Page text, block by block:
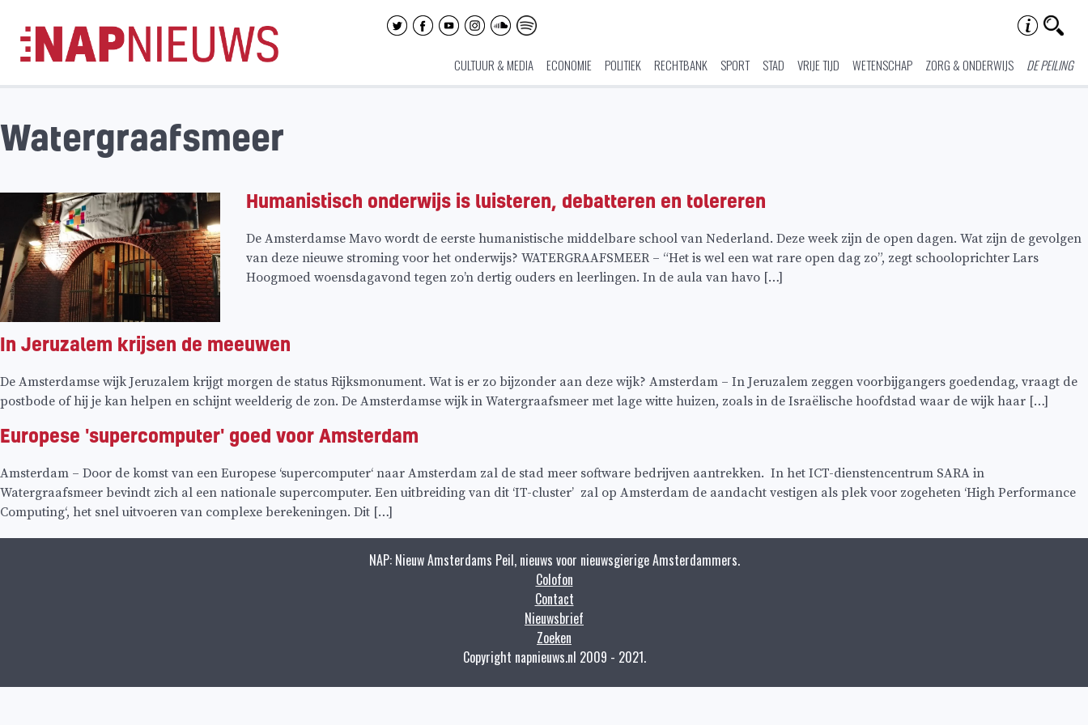
naar
inhoud
CULTUUR & MEDIA ECONOMIE POLITIEK RECHTBANK SPORT STAD VRIJE TIJD WETENSCHAP ZORG & ONDERWIJS DE PEILING
Watergraafsmeer
Humanistisch onderwijs is luisteren, debatteren en tolereren
De Amsterdamse Mavo wordt de eerste humanistische middelbare school van Nederland. Deze week zijn de open dagen. Wat zijn de gevolgen
van deze nieuwe stroming voor het onderwijs? WATERGRAAFSMEER – “Het is wel een wat rare open dag zo”, zegt schooloprichter Lars
Hoogmoed woensdagavond tegen zo’n dertig ouders en leerlingen. In de aula van havo […]
In Jeruzalem krijsen de meeuwen
De Amsterdamse wijk Jeruzalem krijgt morgen de status Rijksmonument. Wat is er zo bijzonder aan deze wijk? Amsterdam – In Jeruzalem zeggen voorbijgangers goedendag, vraagt de
postbode of hij je kan helpen en schijnt weelderig de zon. De Amsterdamse wijk in Watergraafsmeer met lage witte huizen, zoals in de Israëlische hoofdstad waar de wijk haar […]
Europese 'supercomputer' goed voor Amsterdam
Amsterdam – Door de komst van een Europese ‘supercomputer‘ naar Amsterdam zal de stad meer software bedrijven aantrekken. In het ICT-dienstencentrum SARA in
Watergraafsmeer bevindt zich al een nationale supercomputer. Een uitbreiding van dit ‘IT-cluster’ zal op Amsterdam de aandacht vestigen als plek voor zogeheten ‘High Performance
Computing‘, het snel uitvoeren van complexe berekeningen. Dit […]
NAP: Nieuw Amsterdams Peil, nieuws voor nieuwsgierige Amsterdammers.
Colofon
Contact
Nieuwsbrief
Zoeken
Copyright napnieuws.nl 2009 - 2021.